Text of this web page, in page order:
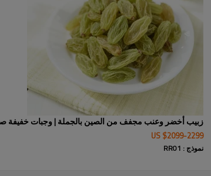
زبيب أخضر وعنب مجفف من الصين بالجملة | وجبات خفيفة
US $2099-2299
نموذج : RR01